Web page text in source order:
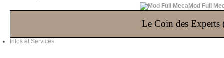
Mod Full
Le Coin des Experts
Infos et Services